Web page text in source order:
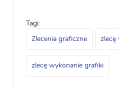
Tagi:
Zlecenia graficzne zlecę
zlecę wykonanie grafiki